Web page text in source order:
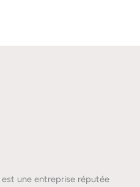
est une entreprise réputée